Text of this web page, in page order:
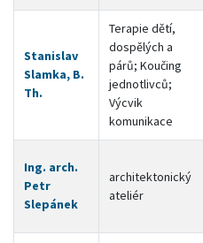
Stanislav
Slamka, B.
Th.
Terapie dětí,
dospělých a
párů; Koučing
jednotlivců;
Výcvik
komunikace
Ing. arch.
Petr
Slepánek
architektonický
ateliér